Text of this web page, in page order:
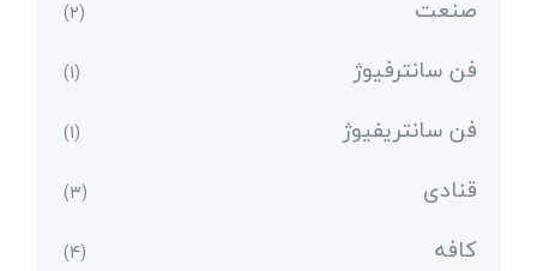
صنعت (2)
فن سانترفیوژ (1)
فن سانتریفیوژ (1)
قنادی (3)
کافه (4)